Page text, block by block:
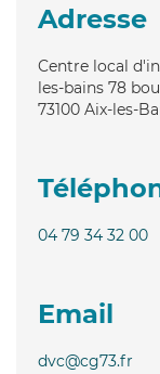
Adresse
Centre local
les-bains 78
73100 Aix-les-
04 79 34 32 00
Email
dvc@cg73.fr